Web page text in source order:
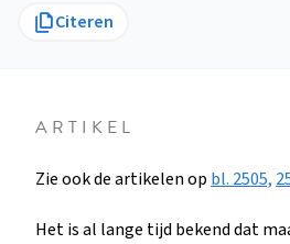
Citeren
ARTIKEL
Zie ook de artikelen op bl. 2505,
Het is al lange tijd bekend dat